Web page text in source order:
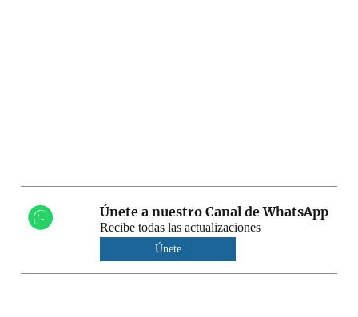
Únete a nuestro Canal de WhatsApp
Recibe todas las actualizaciones
Únete